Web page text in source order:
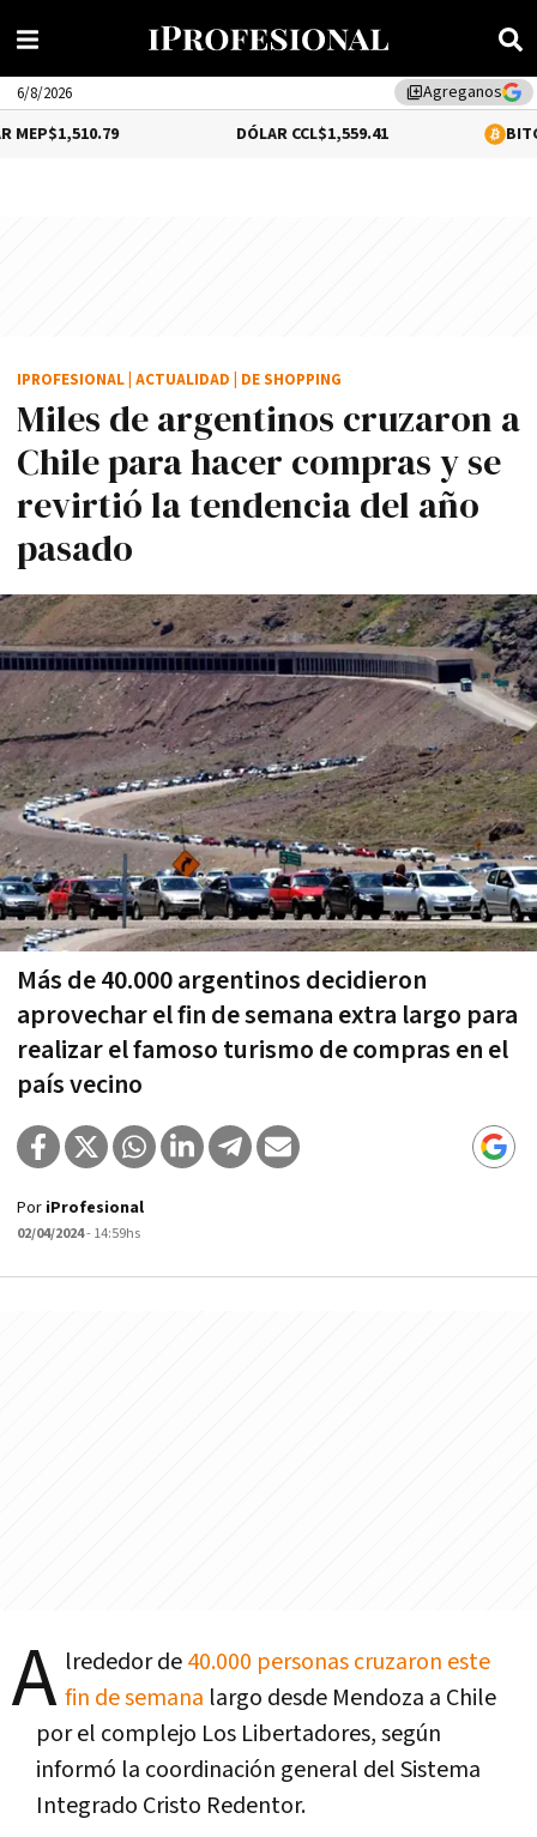
library_addAgreganos
6/8/2026
$1,559.41 0.2%
Miles de argentinos cruzaron a
Chile para hacer compras y se
revirtió la tendencia del año
pasado
Más de 40.000 argentinos decidieron
aprovechar el fin de semana extra largo para
realizar el famoso turismo de compras en el
país vecino
IPROFESIONAL ACTUALIDAD DE SHOPPING
Por iProfesional
02/04/2024- 14:59hs
A lrededor de40.000 personas cruzaron este
fin de semana largo desde Mendoza a Chile
por el complejo Los Libertadores, según
informó la coordinación general del Sistema
Integrado Cristo Redentor.